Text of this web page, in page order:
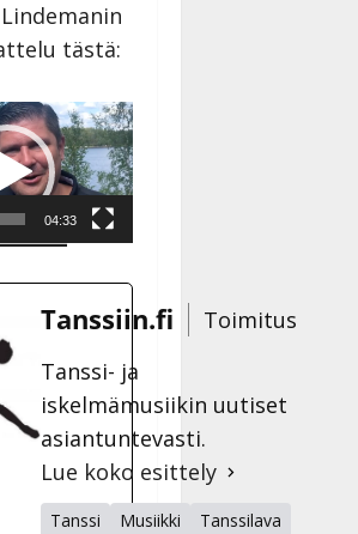
tästä:
04:33
Tanssiin.fi
Toimitus
Tanssi- ja
iskelmämusiikin uutiset
asiantuntevasti.
Lue koko esittely
Tanssi Musiikki
Tanssilava